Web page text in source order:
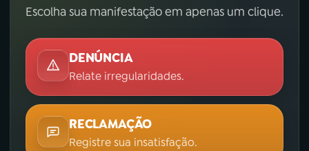
Escolha sua manifestação em apenas um clique.
DENÚNCIA
Relate irregularidades.
RECLAMAÇÃO
Registre sua insatisfação.